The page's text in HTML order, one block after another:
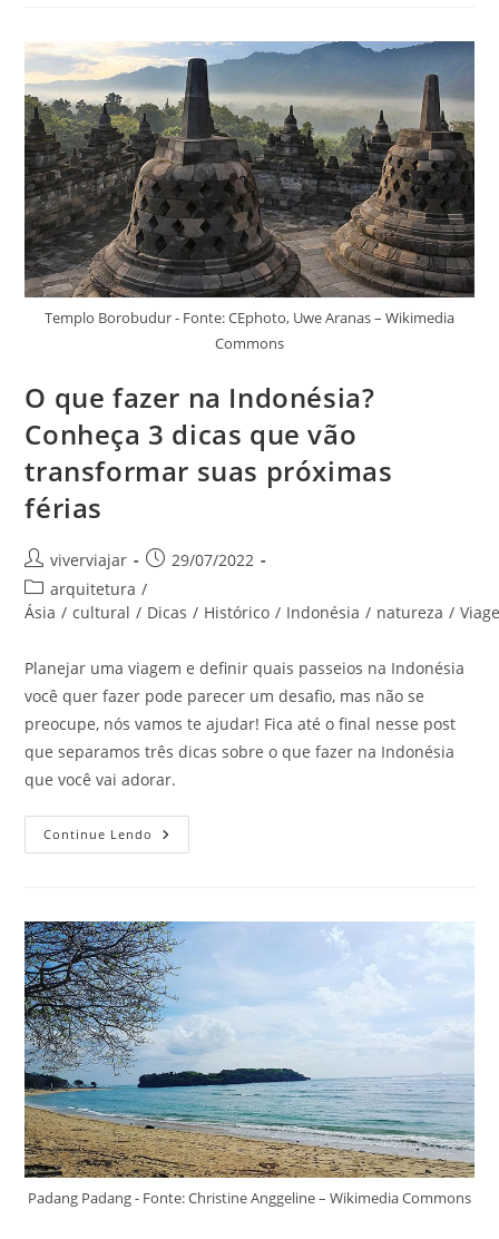
Indonésia
Templo Borobudur - Fonte: CEphoto, Uwe Aranas – Wikimedia
Commons
O que fazer na Indonésia?
Conheça 3 dicas que vão
transformar suas próximas
férias
Autor
do
post:
viverviajar
Post
publicado:
29/07/2022
Categoria
do
arquitetura /
Ásia / cultural / Dicas / Histórico / Indonésia / natureza /
Planejar uma viagem e definir quais passeios na Indonésia
você quer fazer pode parecer um desafio, mas não se
preocupe, nós vamos te ajudar! Fica até o final nesse post
que separamos três dicas sobre o que fazer na Indonésia
que você vai adorar.
Continue Lendo O
Que
3
Dicas
Que
Vão
Transformar
Suas
Próximas
Férias
Padang Padang - Fonte: Christine Anggeline – Wikimedia Commons